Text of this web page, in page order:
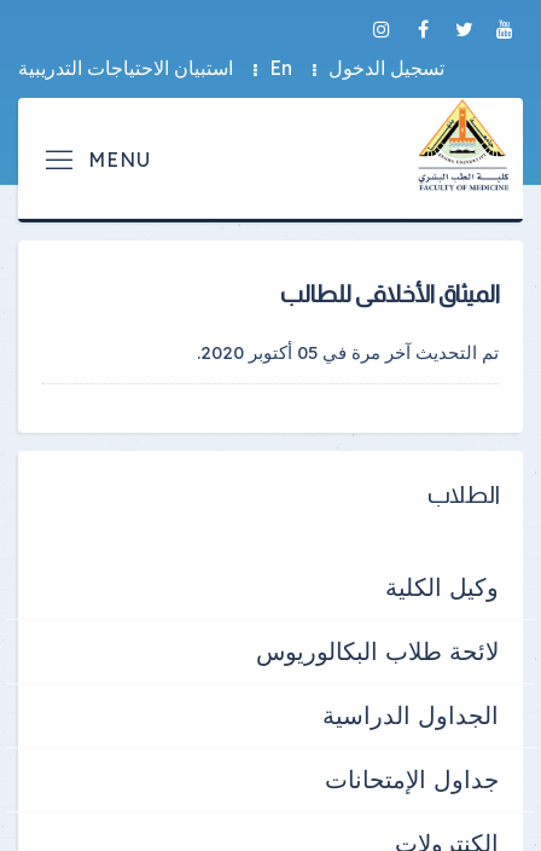
تسجيل الدخول En استبيان الاحتياجات التدريبية
الميثاق الأخلاقى للطالب
تم التحديث آخر مرة في 05 أكتوبر 2020 .
الطلاب
وكيل الكلية
لائحة طلاب البكالوريوس
الجداول الدراسية
جداول الإمتحانات
الكنترولات